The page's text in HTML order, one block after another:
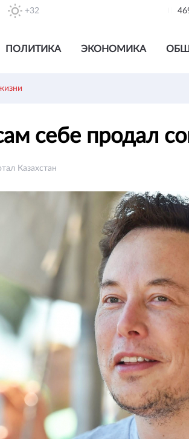
+32
ПОЛИТИКА ЭКОНОМИКА
себе продал
Казахстан